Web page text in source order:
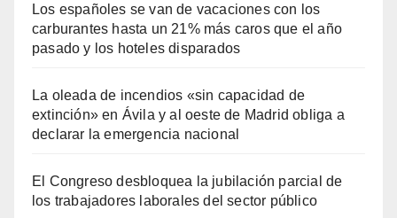
Los españoles se van de vacaciones con los
carburantes hasta un 21% más caros que el año
pasado y los hoteles disparados
La oleada de incendios «sin capacidad de
extinción» en Ávila y al oeste de Madrid obliga a
declarar la emergencia nacional
El Congreso desbloquea la jubilación parcial de
los trabajadores laborales del sector público